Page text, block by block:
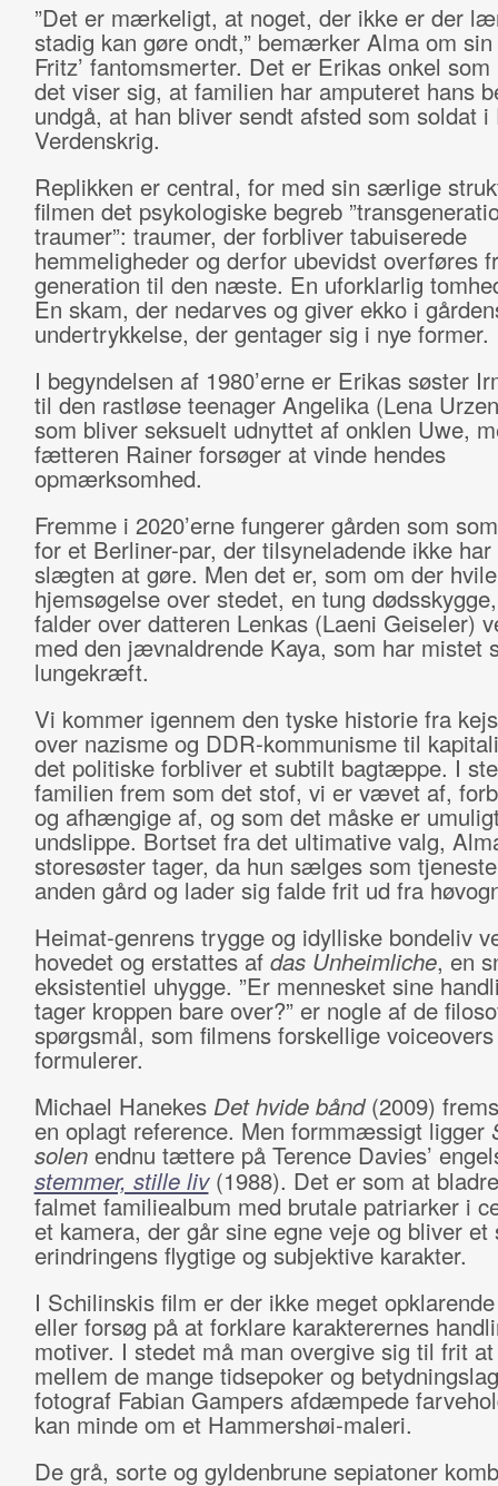
”Det er mærkeligt, at noget, der ikke er der
stadig kan gøre ondt,” bemærker Alma om
Fritz’ fantomsmerter. Det er Erikas onkel som
det viser sig, at familien har amputeret hans
undgå, at han bliver sendt afsted som soldat i
Verdenskrig.
Replikken er central, for med sin særlige
filmen det psykologiske begreb
traumer”: traumer, der forbliver tabuiserede
hemmeligheder og derfor ubevidst overføres
generation til den næste. En uforklarlig
En skam, der nedarves og giver ekko i
undertrykkelse, der gentager sig i nye former.
I begyndelsen af 1980’erne er Erikas søster
til den rastløse teenager Angelika (Lena
som bliver seksuelt udnyttet af onklen Uwe,
fætteren Rainer forsøger at vinde hendes
opmærksomhed.
Fremme i 2020’erne fungerer gården som
for et Berliner-par, der tilsyneladende ikke
slægten at gøre. Men det er, som om der
hjemsøgelse over stedet, en tung
falder over datteren Lenkas (Laeni Geiseler)
med den jævnaldrende Kaya, som har mistet
lungekræft.
Vi kommer igennem den tyske historie fra
over nazisme og DDR-kommunisme til
det politiske forbliver et subtilt bagtæppe. I
familien frem som det stof, vi er vævet af,
og afhængige af, og som det måske er
undslippe. Bortset fra det ultimative valg,
storesøster tager, da hun sælges som
anden gård og lader sig falde frit ud fra
Heimat-genrens trygge og idylliske bondeliv
hovedet og erstattes af das Unheimliche, en
eksistentiel uhygge. ”Er mennesket sine
tager kroppen bare over?” er nogle af de
spørgsmål, som filmens forskellige voiceovers
formulerer.
Michael Hanekes Det hvide bånd(2009)
en oplagt reference. Men formmæssigt ligger
solenendnu tættere på Terence Davies’
stemmer, stille liv(1988). Det er som at
falmet familiealbum med brutale patriarker i
et kamera, der går sine egne veje og bliver et
erindringens flygtige og subjektive karakter.
I Schilinskis film er der ikke meget
eller forsøg på at forklare karakterernes
motiver. I stedet må man overgive sig til frit
mellem de mange tidsepoker og
fotograf Fabian Gampers afdæmpede
kan minde om et Hammershøi-maleri.
De grå, sorte og gyldenbrune sepiatoner